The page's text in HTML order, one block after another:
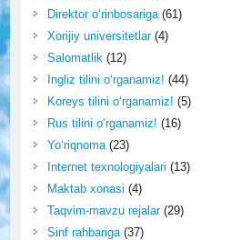
Direktor o‘rinbosariga(61)
Xorijiy universitetlar(4)
Salomatlik(12)
Ingliz tilini o‘rganamiz! (44)
Koreys tilini o‘rganamiz! (5)
Rus tilini o‘rganamiz! (16)
Yo‘riqnoma(23)
Internet texnologiyalari (13)
Maktab xonasi (4)
Taqvim-mavzu rejalar(29)
Sinf rahbariga(37)